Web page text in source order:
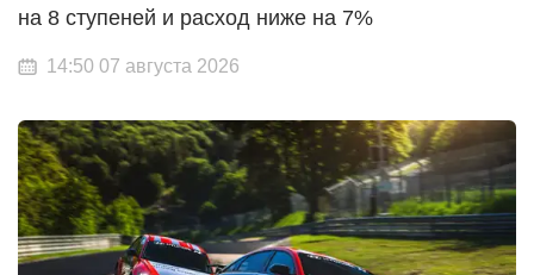
на 8 ступеней и расход ниже на 7%
14:50 07 августа 2026